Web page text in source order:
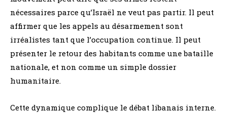
nécessaires parce qu’Israël ne veut pas partir. Il peut
affirmer que les appels au désarmement sont
irréalistes tant que l’occupation continue. Il peut
présenter le retour des habitants comme une bataille
nationale, et non comme un simple dossier
humanitaire.
Cette dynamique complique le débat libanais interne.